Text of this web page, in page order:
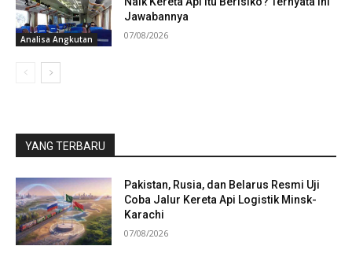
Analisa Angkutan
Jawabannya
07/08/2026
YANG TERBARU
Pakistan, Rusia, dan Belarus Resmi Uji
Coba Jalur Kereta Api Logistik Minsk-
Karachi
07/08/2026